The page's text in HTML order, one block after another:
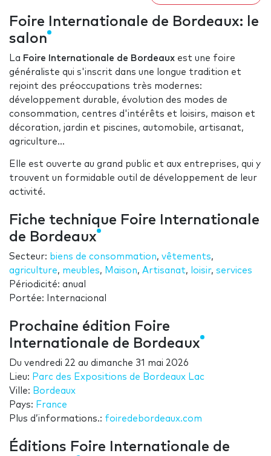
Foire Internationale de Bordeaux: le
salon
La Foire Internationale de Bordeaux est une foire
généraliste qui s'inscrit dans une longue tradition et
rejoint des préoccupations très modernes:
développement durable, évolution des modes de
consommation, centres d'intérêts et loisirs, maison et
décoration, jardin et piscines, automobile, artisanat,
agriculture...
Elle est ouverte au grand public et aux entreprises, qui y
trouvent un formidable outil de développement de leur
activité.
Fiche technique Foire Internationale
de Bordeaux
Secteur: biens de consommation, vêtements,
agriculture, meubles, Maison, Artisanat, loisir, services
Périodicité: anual
Portée: Internacional
Prochaine édition Foire
Internationale de Bordeaux
Du vendredi 22 au dimanche 31 mai 2026
Lieu: Parc des Expositions de Bordeaux Lac
Ville: Bordeaux
Pays: France
Plus d’informations.: foiredebordeaux.com
Éditions Foire Internationale de